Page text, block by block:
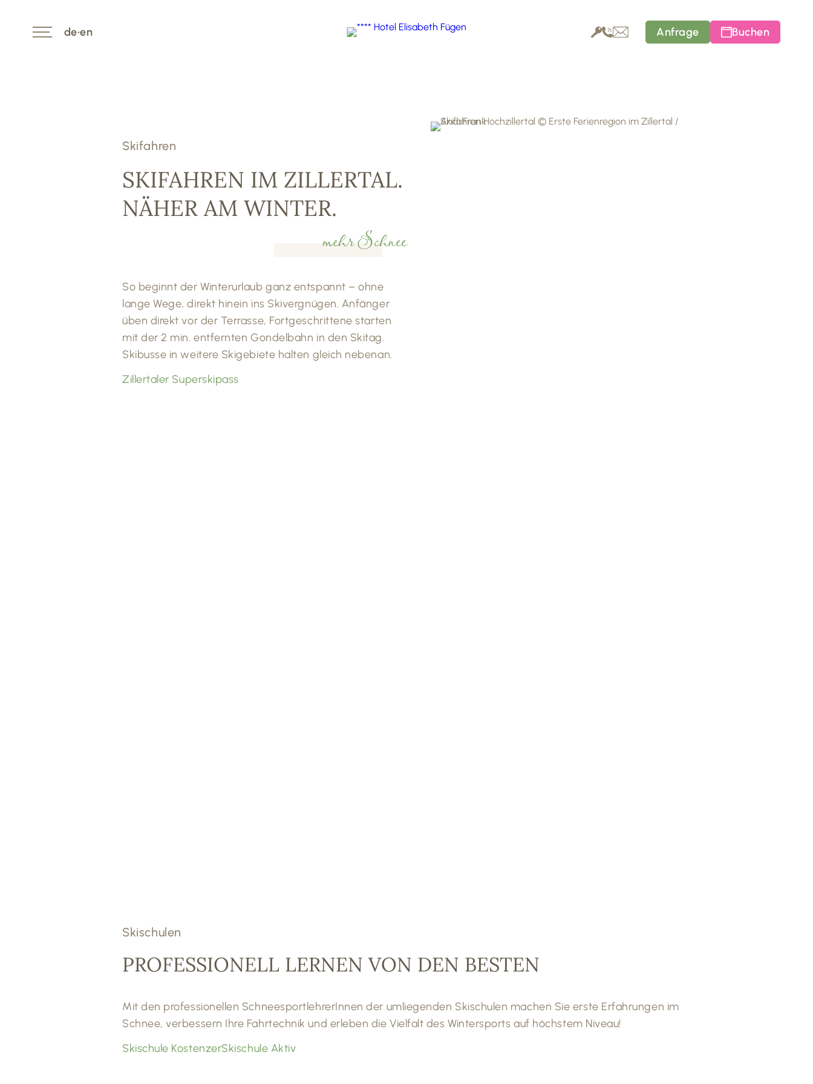
de•en Buchen
Anfrage
Skifahren
SKIFAHREN IM ZILLERTAL.
NÄHER AM WINTER.
mehr Schnee
So beginnt der Winterurlaub ganz entspannt – ohne
lange Wege, direkt hinein ins Skivergnügen. Anfänger
üben direkt vor der Terrasse, Fortgeschrittene starten
mit der 2 min. entfernten Gondelbahn in den Skitag.
Skibusse in weitere Skigebiete halten gleich nebenan.
Zillertaler Superskipass
Skischulen
PROFESSIONELL LERNEN VON DEN BESTEN
Mit den professionellen SchneesportlehrerInnen der umliegenden Skischulen machen Sie erste Erfahrungen im
Schnee, verbessern Ihre Fahrtechnik und erleben die Vielfalt des Wintersports auf höchstem Niveau!
Skischule KostenzerSkischule Aktiv